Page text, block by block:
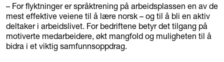
– For flyktninger er språktrening på arbeidsplassen en av de
mest effektive veiene til å lære norsk – og til å bli en aktiv
deltaker i arbeidslivet. For bedriftene betyr det tilgang på
motiverte medarbeidere, økt mangfold og muligheten til å
bidra i et viktig samfunnsoppdrag.